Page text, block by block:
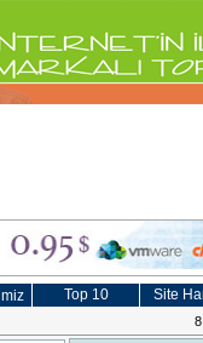
Top 10 Site